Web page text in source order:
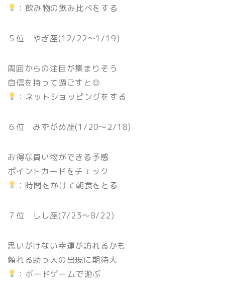
：飲み物の飲み比べをする
５位 やぎ座(12/22〜1/19)
周囲からの注目が集まりそう
自信を持って過ごすと◎
：ネットショッピングをする
６位 みずがめ座(1/20〜2/18)
お得な買い物ができる予感
ポイントカードをチェック
：時間をかけて朝食をとる
７位 しし座(7/23〜8/22)
思いがけない幸運が訪れるかも
頼れる助っ人の出現に期待大
：ボードゲームで遊ぶ